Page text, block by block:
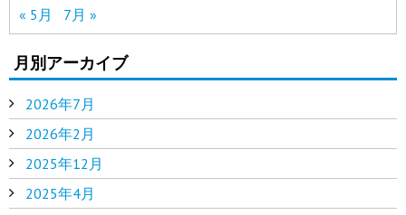
« 5月
7月 »
月別アーカイブ
2026年7月
2026年2月
2025年12月
2025年4月